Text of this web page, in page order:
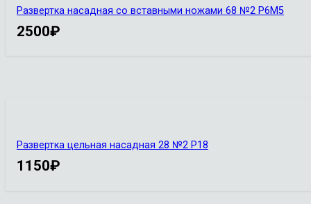
Развертка насадная со вставными ножами 68 №2 Р6М5
2500₽
Развертка цельная насадная 28 №2 Р18
1150₽